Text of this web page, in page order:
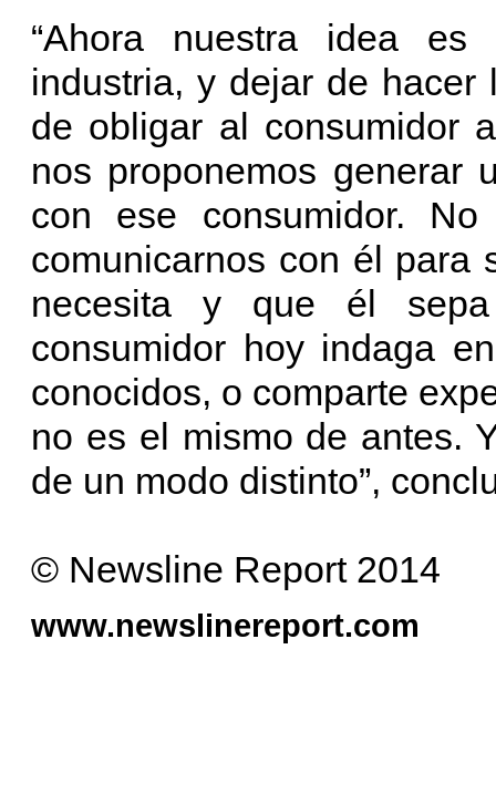
“Ahora nuestra idea
industria, y dejar de
de obligar al consumidor
nos proponemos generar
con ese consumidor.
comunicarnos con él para
necesita y que él
consumidor hoy indaga
conocidos, o comparte
no es el mismo de antes.
de un modo distinto”,
© Newsline Report 2014
www.newslinereport.com